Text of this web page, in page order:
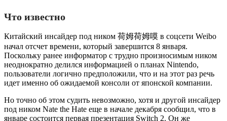
Что известно
Китайский инсайдер под ником 荷姆荷姆嗼 в соцсети Weibo
начал отсчет времени, который завершится 8 января.
Поскольку ранее информатор с трудно произносимым ником
неоднократно делился информацией о планах Nintendo,
пользователи логично предположили, что и на этот раз речь
идет именно об ожидаемой консоли от японской компании.
Но точно об этом судить невозможно, хотя и другой инсайдер
под ником Nate the Hate еще в начале декабря сообщил, что в
январе состоится первая презентация Switch 2. Он же